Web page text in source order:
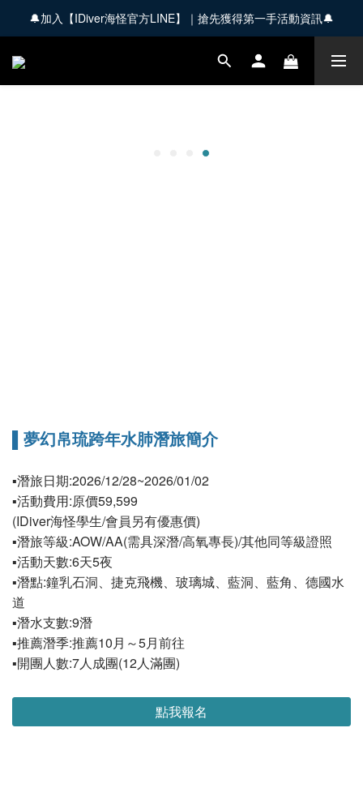
🚚 全館商品滿 $3,000 享免運優惠【會員限定】
🔔加入【IDiver海怪官方LINE】｜搶先獲得第一手活動資訊🔔
🚚 全館商品滿 $3,000 享免運優惠【會員限定】
▌夢幻帛琉跨年水肺潛旅簡介
▪︎潛旅日期:2026/12/28~2026/01/02
▪︎活動費用:原價59,599
(IDiver海怪學生/會員另有優惠價)
▪︎潛旅等級:AOW/AA(需具深潛/高氧專長)/其他同等級證照
▪︎活動天數:6天5夜
▪︎潛點:鐘乳石洞、捷克飛機、玻璃城、藍洞、藍角、德國水
道
▪︎潛水支數:9潛
▪︎推薦潛季:推薦10月～5月前往
▪︎開團人數:7人成團(12人滿團)
點我報名